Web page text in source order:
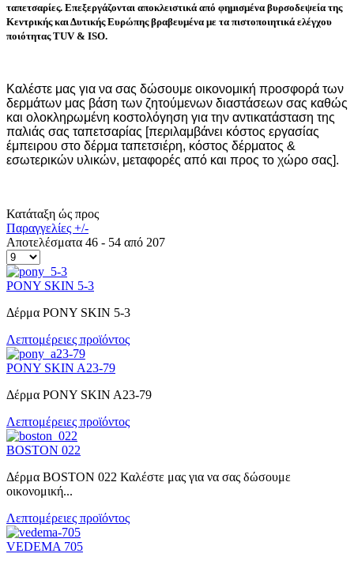
ταπετσαρίες. Επεξεργάζονται αποκλειστικά από φημισμένα βυρσοδεψεία της
Κεντρικής και Δυτικής Ευρώπηςβραβευμένα με τα πιστοποιητικά ελέγχου
ποιότητας TUV & ISO.
Καλέστε μας για να σας δώσουμε οικονομική προσφορά των
δερμάτων μας βάση των ζητούμενων διαστάσεων σας καθώς
και ολοκληρωμένη κοστολόγηση για την αντικατάσταση της
παλιάς σας ταπετσαρίας [περιλαμβάνει κόστος εργασίας
έμπειρου στο δέρμα ταπετσιέρη, κόστος δέρματος &
εσωτερικών υλικών, μεταφορές από και προς το χώρο σας].
Κατάταξη ώς προς
Παραγγελίες +/-
Αποτελέσματα 46 - 54 από 207
PONY SKIN 5-3
Δέρμα PONY SKIN 5-3
Λεπτομέρειες προϊόντος
PONY SKIN A23-79
Δέρμα PONY SKIN A23-79
Λεπτομέρειες προϊόντος
BOSTON 022
Δέρμα BOSTON 022 Καλέστε μας για να σας δώσουμε
οικονομική...
Λεπτομέρειες προϊόντος
VEDEMA 705